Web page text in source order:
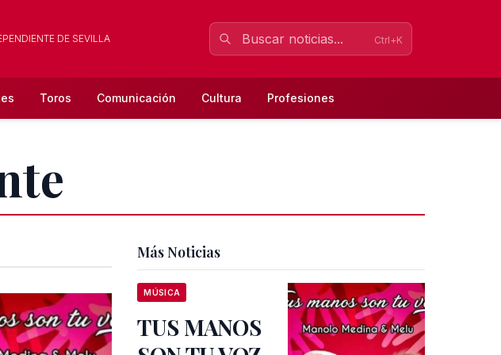
DE SEVILLA Ctrl+K
Toros Comunicación Cultura Profesiones
Más Noticias
MÚSICA
TUS MANOS